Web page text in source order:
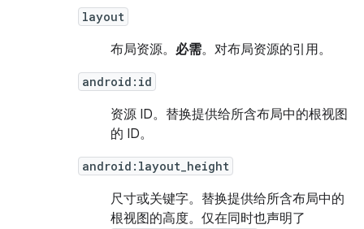
layout
布局资源。 必需。对布局资源的引用。
android:id
资源 ID。 替换提供给所含布局中的根视图
的 ID。
android:layout_height
尺寸或关键字。 替换提供给所含布局中的
根视图的高度。仅在同时也声明了